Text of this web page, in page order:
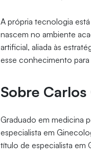
A própria tecnologia
nascem no ambiente
artificial, aliada às
esse conhecimento
Sobre
Graduado em medicina
especialista em
título de especialista em